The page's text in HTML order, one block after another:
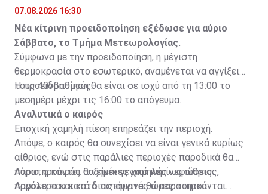
07.08.2026 16:30
Νέα κίτρινη προειδοποίηση εξέδωσε για αύριο
Σάββατο, το Τμήμα Μετεωρολογίας.
Σύμφωνα με την προειδοποίηση, η μέγιστη
θερμοκρασία στο εσωτερικό, αναμένεται να αγγίξει
τους 40νβαθμούς.
Η προειδοποίηση θα είναι σε ισχύ από τη 13:00 το
μεσημέρι μέχρι τις 16:00 το απόγευμα.
Αναλυτικά ο καιρός
Εποχική χαμηλή πίεση επηρεάζει την περιοχή.
Απόψε, ο καιρός θα συνεχίσει να είναι γενικά κυρίως
αίθριος, ενώ στις παράλιες περιοχές παροδικά θα
παρατηρούνται αυξημένες χαμηλές νεφώσεις.
Αργότερα και κατά τις αυγινές ώρες τοπικά
Αύριο, ο καιρός θα είναι γενικά κυρίως αίθριος,
παρόλο που κατά διαστήματα θα παρατηρούνται